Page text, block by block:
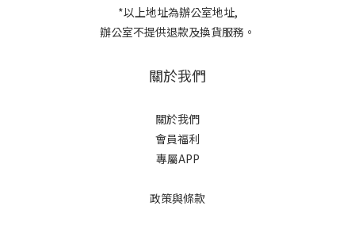
*以上地址為辦公室地址,
辦公室不提供退款及換貨服務。
關於我們
關於我們
會員福利
專屬APP
政策與條款